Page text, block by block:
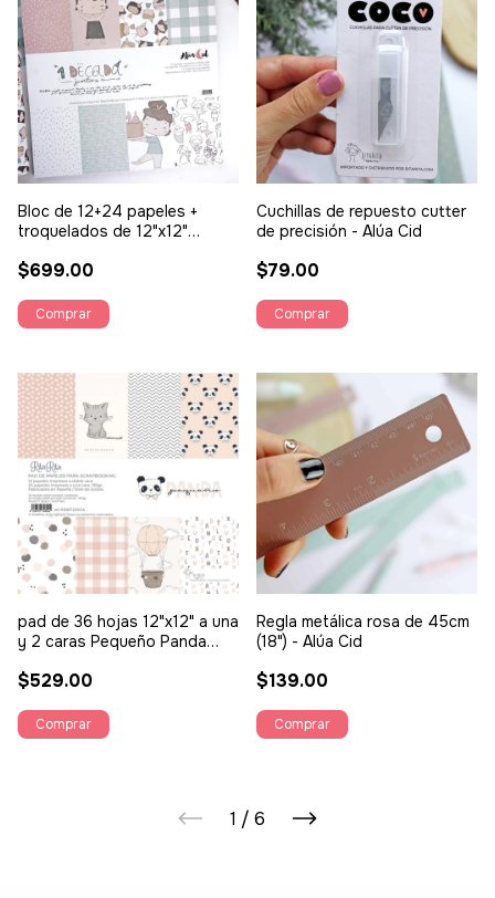
Bloc de 12+24 papeles +
troquelados de 12"x12"
$699.00
Cuchillas de repuesto cutter
de precisión - Alúa Cid
$79.00
pad de 36 hojas 12"x12" a una
y 2 caras Pequeño Panda
$529.00
Regla metálica rosa de 45cm
(18") - Alúa Cid
$139.00
1 / 6